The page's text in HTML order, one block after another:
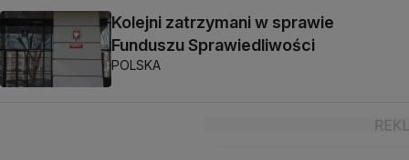
Kolejni zatrzymani w sprawie
Funduszu Sprawiedliwości
POLSKA